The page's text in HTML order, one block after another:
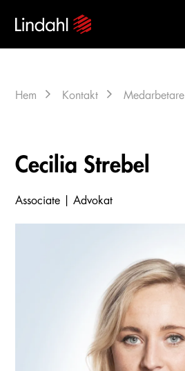
Hem Kontakt Medarbetare
Cecilia Strebel
Associate | Advokat